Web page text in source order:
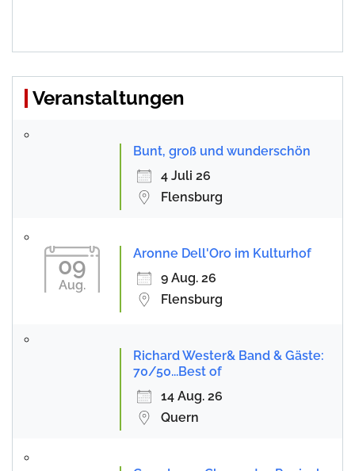
Veranstaltungen
Bunt, groß und wunderschön
4 Juli 26
Flensburg
09
Aug.
Aronne Dell'Oro im Kulturhof
9 Aug. 26
Flensburg
Richard Wester& Band & Gäste:
70/50...Best of
14 Aug. 26
Quern